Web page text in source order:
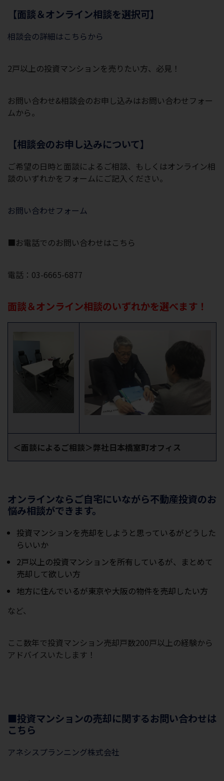
【面談＆オンライン相談を選択可】
相談会の詳細はこちらから
2戸以上の投資マンションを売りたい方、必見！
お問い合わせ&相談会のお申し込みはお問い合わせフォー
ムから。
【相談会のお申し込みについて】
ご希望の日時と面談によるご相談、もしくはオンライン相
談のいずれかをフォームにご記入ください。
お問い合わせフォーム
■お電話でのお問い合わせはこちら
電話：03-6665-6877
面談＆オンライン相談のいずれかを選べます！
＜面談によるご相談＞弊社日本橋室町オフィス
オンラインならご自宅にいながら不動産投資のお
悩み相談ができます。
投資マンションを売却をしようと思っているがどうした
らいいか
2戸以上の投資マンションを所有しているが、まとめて
売却して欲しい方
地方に住んでいるが東京や大阪の物件を売却したい方
など、
ここ数年で投資マンション売却戸数200戸以上の経験から
アドバイスいたします！
■投資マンションの売却に関するお問い合わせは
こちら
アネシスプランニング株式会社